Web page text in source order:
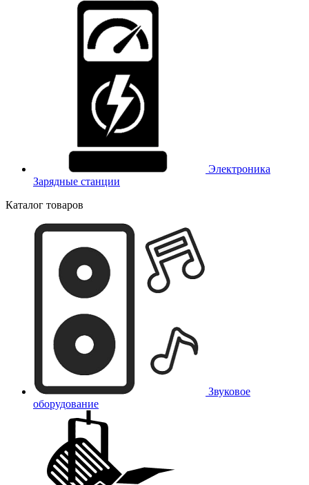
Электроника
Зарядные станции
Каталог товаров
Звуковое
оборудование